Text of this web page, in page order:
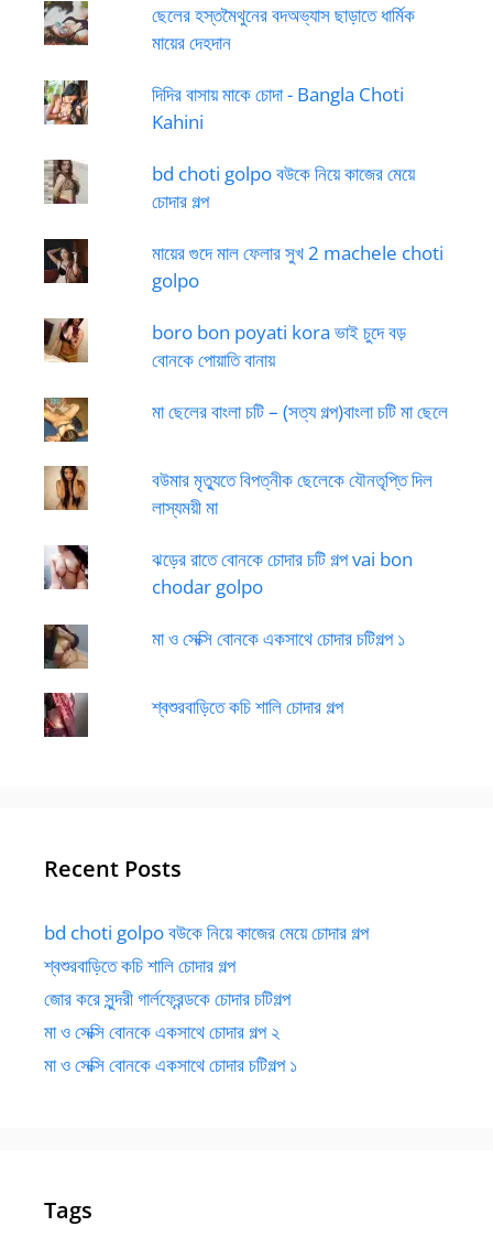
ছেলের হস্তমৈথুনের বদঅভ্যাস ছাড়াতে ধার্মিক
মায়ের দেহদান
দিদির বাসায় মাকে চোদা - Bangla Choti
Kahini
bd choti golpo বউকে নিয়ে কাজের মেয়ে
চোদার গল্প
মায়ের গুদে মাল ফেলার সুখ 2 machele choti
golpo
boro bon poyati kora ভাই চুদে বড়
বোনকে পোয়াতি বানায়
মা ছেলের বাংলা চটি – (সত্য গল্প)বাংলা চটি মা ছেলে
বউমার মৃত্যুতে বিপত্নীক ছেলেকে যৌনতৃপ্তি দিল
লাস্যময়ী মা
ঝড়ের রাতে বোনকে চোদার চটি গল্প vai bon
chodar golpo
মা ও সেক্সি বোনকে একসাথে চোদার চটিগল্প ১
শ্বশুরবাড়িতে কচি শালি চোদার গল্প
Recent Posts
bd choti golpo বউকে নিয়ে কাজের মেয়ে চোদার গল্প
শ্বশুরবাড়িতে কচি শালি চোদার গল্প
জোর করে সুন্দরী গার্লফ্রেন্ডকে চোদার চটিগল্প
মা ও সেক্সি বোনকে একসাথে চোদার গল্প ২
মা ও সেক্সি বোনকে একসাথে চোদার চটিগল্প ১
Tags